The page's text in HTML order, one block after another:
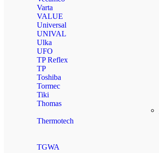
Varta
VALUE
Universal
UNIVAL
Ulka
UFO
TP Reflex
TP
Toshiba
Tormec
Tiki
Thomas
Thermotech
TGWA